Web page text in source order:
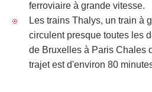
ferroviaire à grande vitesse.
Les trains Thalys, un train à
circulent presque toutes les
de Bruxelles à Paris Chales
trajet est d'environ 80